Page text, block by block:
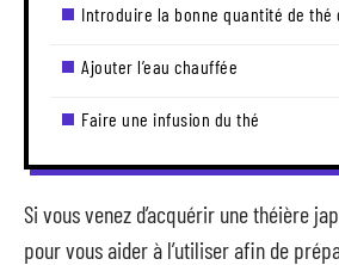
Introduire la bonne quantité de thé
Ajouter l’eau chauffée
Faire une infusion du thé
Si vous venez d’acquérir une théière
pour vous aider à l’utiliser afin de